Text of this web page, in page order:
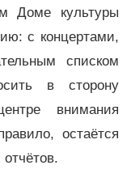
Доме культуры
с концертами,
списком
в сторону
внимания
остаётся